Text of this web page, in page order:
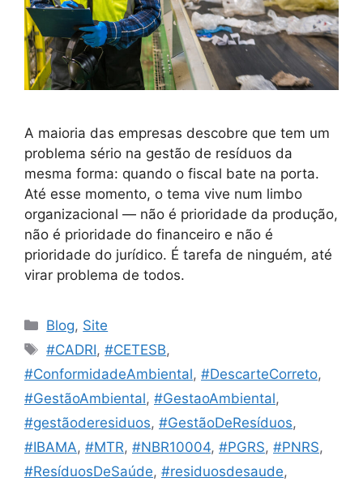
A maioria das empresas descobre que tem um
problema sério na gestão de resíduos da
mesma forma: quando o fiscal bate na porta.
Até esse momento, o tema vive num limbo
organizacional — não é prioridade da produção,
não é prioridade do financeiro e não é
prioridade do jurídico. É tarefa de ninguém, até
virar problema de todos.
Blog, Site
#CADRI,#CETESB,
#ConformidadeAmbiental, #DescarteCorreto,
#GestãoAmbiental, #GestaoAmbiental,
#gestãoderesiduos, #GestãoDeResíduos,
#IBAMA, #MTR, #NBR10004, #PGRS, #PNRS,
#ResíduosDeSaúde, #residuosdesaude,